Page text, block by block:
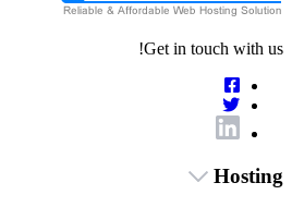
Get in touch with us!
Hosting